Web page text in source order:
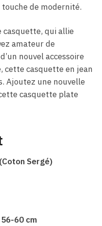
de modernité.
casquette, qui allie
amateur de
nouvel accessoire
cette casquette en jean
Ajoutez une nouvelle
casquette plate
Sergé)
60 cm